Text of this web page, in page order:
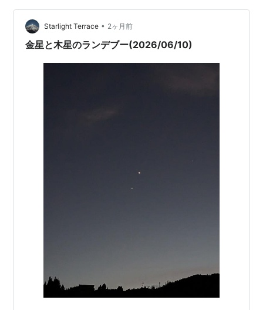
Starlight Terrace • 2ヶ月前
金星と木星のランデブー(2026/06/10)